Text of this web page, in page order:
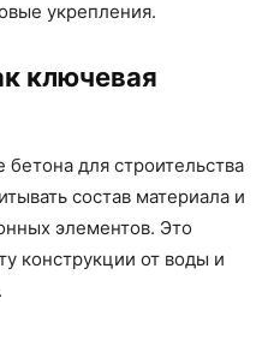
укрепления.
ключевая
для строительства
состав материала и
элементов. Это
конструкции от воды и